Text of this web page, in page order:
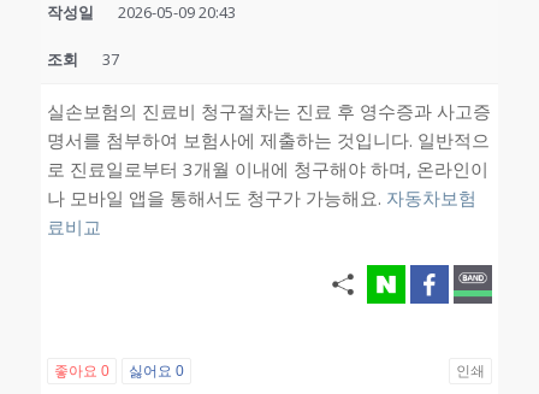
작성일 2026-05-09 20:43
조회 37
실손보험의 진료비 청구절차는 진료 후 영수증과 사고증
명서를 첨부하여 보험사에 제출하는 것입니다. 일반적으
로 진료일로부터 3개월 이내에 청구해야 하며, 온라인이
나 모바일 앱을 통해서도 청구가 가능해요. 자동차보험
료비교
좋아요 0 싫어요 0 인쇄